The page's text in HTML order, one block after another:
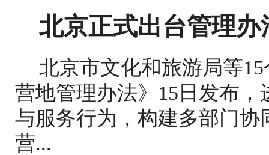
北京正式出台管理
北京市文化和旅游局等
营地管理办法》15日发布
与服务行为，构建多部门
营...